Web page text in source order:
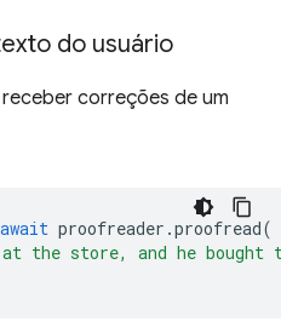
do usuário
correções de um
await proofreader .proofread(
the store, and he